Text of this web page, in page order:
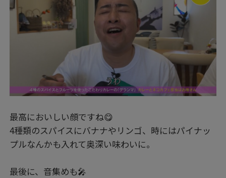
最高においしい顔ですね😋
4種類のスパイスにバナナやリンゴ、時にはパイナッ
プルなんかも入れて奥深い味わいに。
最後に、音集めも🎤